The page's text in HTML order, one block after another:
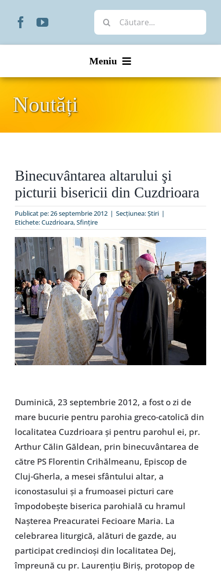
Cautare...
Meniu
Organizare
Liturgic
Special
Noutăți
Binecuvântarea altarului şi
picturii bisericii din Cuzdrioara
Publicat pe: 26 septembrie 2012 | Secțiunea:Ştiri |
Etichete:Cuzdrioara,Sfinţire
Duminică, 23 septembrie 2012, a fost o zi de
mare bucurie pentru parohia greco-catolică din
localitatea Cuzdrioara şi pentru parohul ei, pr.
Arthur Călin Găldean, prin binecuvântarea de
către PS Florentin Crihălmeanu, Episcop de
Cluj-Gherla, a mesei sfântului altar, a
iconostasului şi a frumoasei picturi care
împodobeşte biserica parohială cu hramul
Naşterea Preacuratei Fecioare Maria. La
celebrarea liturgică, alături de gazde, au
participat credincioşi din localitatea Dej,
împreună cu pr. Laurenţiu Biriş, protopop de